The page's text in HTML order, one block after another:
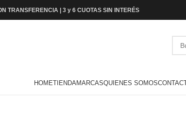
TRANSFERENCIA | 3 y 6 CUOTAS SIN INTERÉS
HOMETIENDAMARCASQUIENES SOMOS